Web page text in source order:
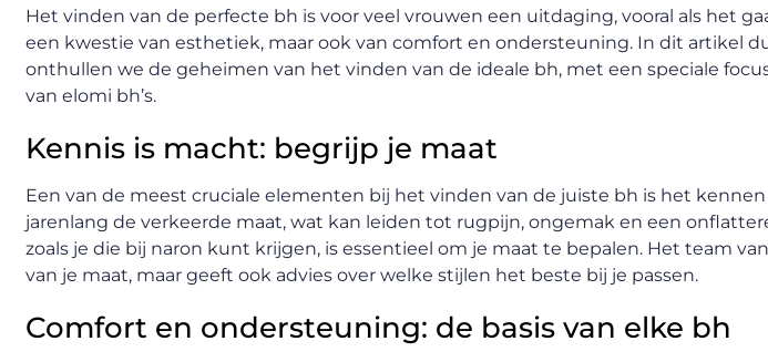
Het vinden van de perfecte bh is voor veel vrouwen een uitdaging, vooral als het
een kwestie van esthetiek, maar ook van comfort en ondersteuning. In dit artikel
onthullen we de geheimen van het vinden van de ideale bh, met een speciale
van elomi bh’s.
Kennis is macht: begrijp je maat
Een van de meest cruciale elementen bij het vinden van de juiste bh is het
jarenlang de verkeerde maat, wat kan leiden tot rugpijn, ongemak en een
zoals je die bij naron kunt krijgen, is essentieel om je maat te bepalen. Het team
van je maat, maar geeft ook advies over welke stijlen het beste bij je passen.
Comfort en ondersteuning: de basis van elke bh